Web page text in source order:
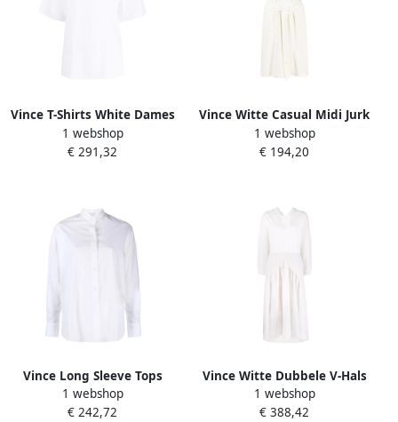
Vince T-Shirts White Dames
1 webshop
€ 291,32
Vince Witte Casual Midi Jurk
met Strik Taille White
Dames
1 webshop
€ 194,20
Vince Long Sleeve Tops
White Dames
1 webshop
€ 242,72
Vince Witte Dubbele V-Hals
Midi Jurk White Dames
1 webshop
€ 388,42